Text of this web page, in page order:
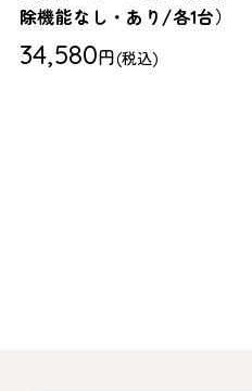
除機能なし・あり/各1台）
34,580円(税込)